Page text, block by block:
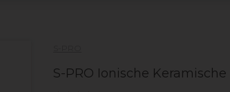
S-PRO Ionische